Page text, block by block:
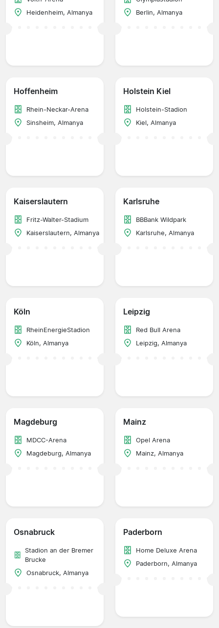
Heidenheim, Almanya
Berlin, Almanya
Hoffenheim
Rhein-Neckar-Arena
Sinsheim, Almanya
Holstein Kiel
Holstein-Stadion
Kiel, Almanya
Kaiserslautern
Fritz-Walter-Stadium
Kaiserslautern, Almanya
Karlsruhe
BBBank Wildpark
Karlsruhe, Almanya
Köln
RheinEnergieStadion
Köln, Almanya
Leipzig
Red Bull Arena
Leipzig, Almanya
Magdeburg
MDCC-Arena
Magdeburg, Almanya
Mainz
Opel Arena
Mainz, Almanya
Osnabruck
Stadion an der Bremer
Brucke
Osnabruck, Almanya
Paderborn
Home Deluxe Arena
Paderborn, Almanya